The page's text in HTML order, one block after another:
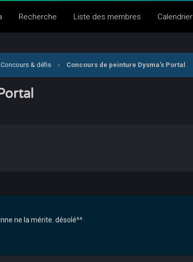
Recherche Liste des membres Calendrier
Concours & défis › Concours de peinture Dysma's Portal
ne la mérite. désolé^^